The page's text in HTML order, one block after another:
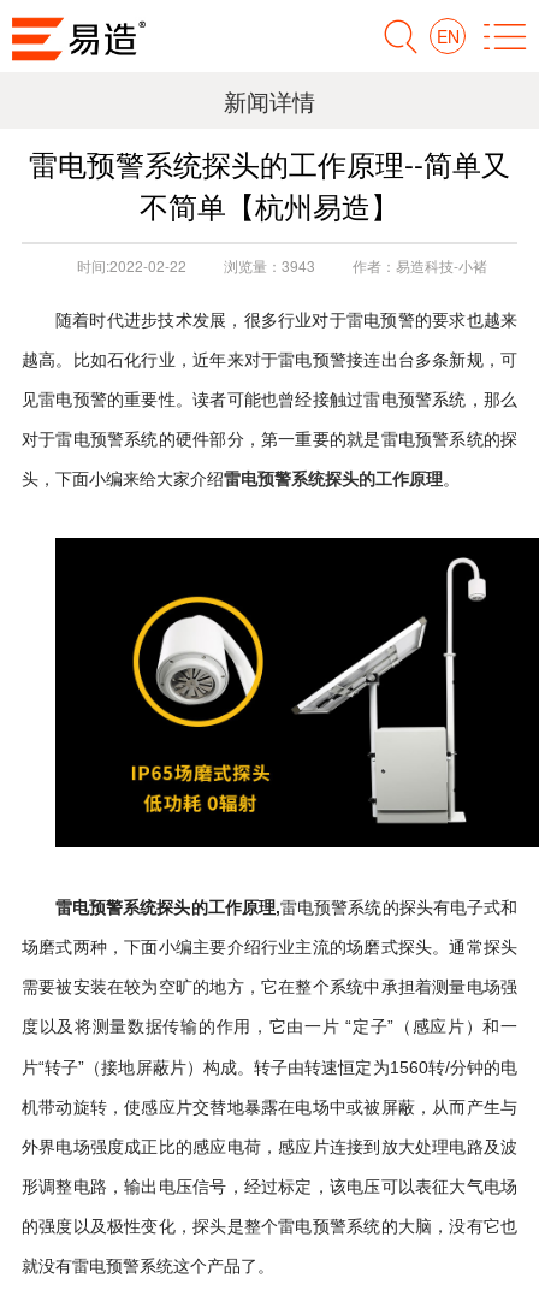
EN
新闻详情
雷电预警系统探头的工作原理--简单又
不简单【杭州易造】
时间:2022-02-22 浏览量： 3943 作者： 易造科技-小褚
随着时代进步技术发展，很多行业对于雷电预警的要求也越来
越高。比如石化行业，近年来对于雷电预警接连出台多条新规，可
见雷电预警的重要性。读者可能也曾经接触过雷电预警系统，那么
对于雷电预警系统的硬件部分，第一重要的就是雷电预警系统的探
头，下面小编来给大家介绍雷电预警系统探头的工作原理。
雷电预警系统探头的工作原理,雷电预警系统的探头有电子式和
场磨式两种，下面小编主要介绍行业主流的场磨式探头。通常探头
需要被安装在较为空旷的地方，它在整个系统中承担着测量电场强
度以及将测量数据传输的作用， 它由一片 “定子”（感应片）和一
片“转子”（接地屏蔽片）构成。转子由转速恒定为1560转/分钟的电
机带动旋转，使感应片交替地暴露在电场中或被屏蔽，从而产生与
外界电场强度成正比的感应电荷，感应片连接到放大处理电路及波
形调整电路，输出电压信号，经过标定，该电压可以表征大气电场
的强度以及极性变化，探头是整个雷电预警系统的大脑，没有它也
就没有雷电预警系统这个产品了。